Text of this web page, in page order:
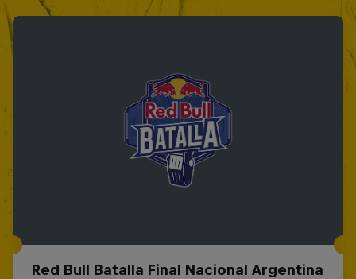
Red Bull Batalla Final Nacional Argentina